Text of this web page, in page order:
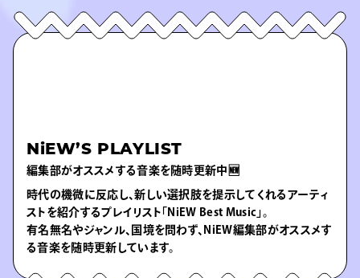
NiEW’S PLAYLIST
編集部がオススメする音楽を随時更新中🆕
時代の機微に反応し、新しい選択肢を提示してくれるアーティ
ストを紹介するプレイリスト「NiEW Best Music」。
有名無名やジャンル、国境を問わず、NiEW編集部がオススメす
る音楽を随時更新しています。